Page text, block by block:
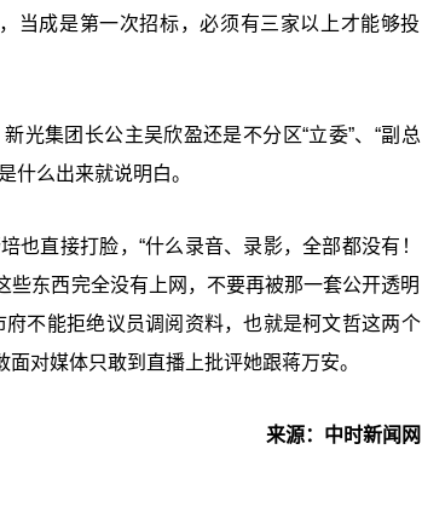
当成是第一次招标，必须有三家以上才能够投
光集团长公主吴欣盈还是不分区“立委”、“副总
什么出来就说明白。
直接打脸，“什么录音、录影，全部都没有！
东西完全没有上网，不要再被那一套公开透明
不能拒绝议员调阅资料，也就是柯文哲这两个
对媒体只敢到直播上批评她跟蒋万安。
来源：中时新闻网